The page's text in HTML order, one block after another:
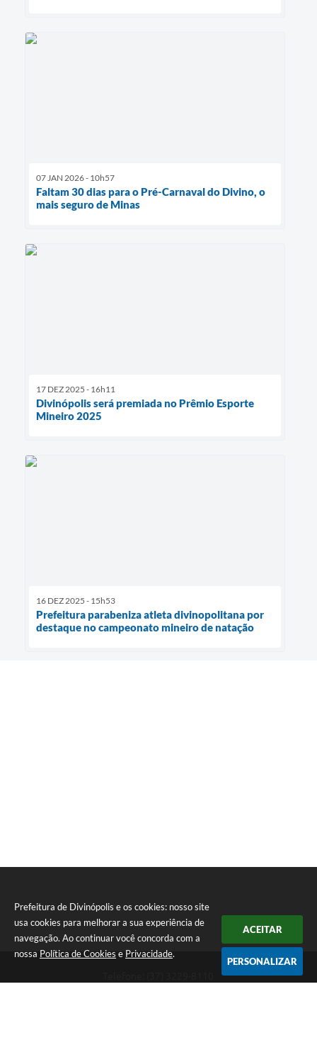
Prefeitura de Divinópolis e os cookies: nosso site
usa cookies para melhorar a sua experiência de
navegação. Ao continuar você concorda com a
nossa Política de Cookies e Privacidade.
ACEITAR
PERSONALIZAR
07 JAN 2026 - 10h57
Faltam 30 dias para o Pré-Carnaval do Divino, o
mais seguro de Minas
17 DEZ 2025 - 16h11
Divinópolis será premiada no Prêmio Esporte
Mineiro 2025
16 DEZ 2025 - 15h53
Prefeitura parabeniza atleta divinopolitana por
destaque no campeonato mineiro de natação